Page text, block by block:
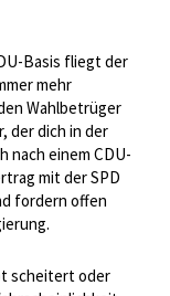
Basis fliegt der
mehr
Wahlbetrüger
der dich in der
nach einem CDU-
mit der SPD
fordern offen
scheitert oder